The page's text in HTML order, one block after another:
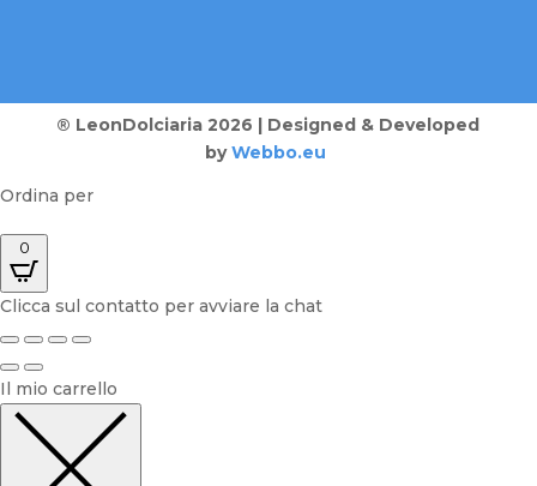
® LeonDolciaria 2026 | Designed & Developed
by Webbo.eu
Ordina per
0
Clicca sul contatto per avviare la chat
Il mio carrello